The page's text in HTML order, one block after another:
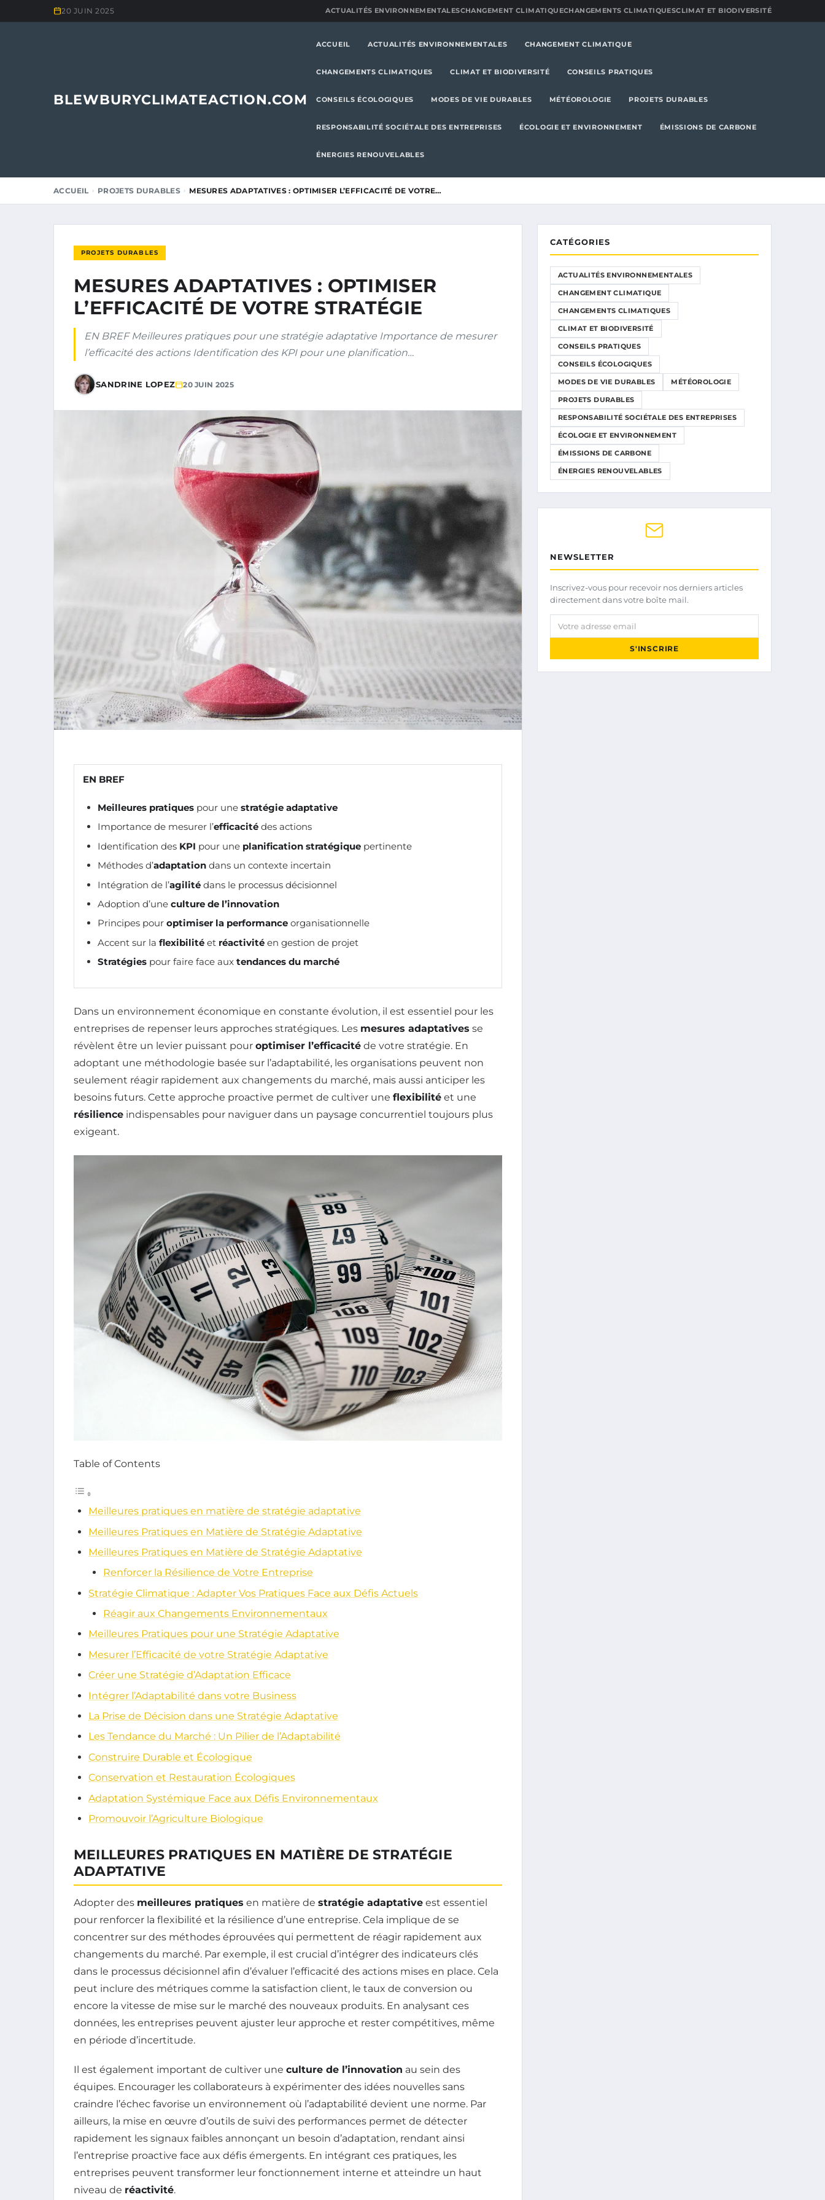
20 JUIN 2025 ACTUALITÉS ENVIRONNEMENTALESCHANGEMENT CLIMATIQUECHANGEMENTS CLIMATIQUESCLIMAT ET BIODIVERSITÉ
BLEWBURYCLIMATEACTION.COM
ACCUEIL ACTUALITÉS ENVIRONNEMENTALES CHANGEMENT CLIMATIQUE
CHANGEMENTS CLIMATIQUES CLIMAT ET BIODIVERSITÉ CONSEILS PRATIQUES
CONSEILS ÉCOLOGIQUES MODES DE VIE DURABLES MÉTÉOROLOGIE PROJETS DURABLES
RESPONSABILITÉ SOCIÉTALE DES ENTREPRISES ÉCOLOGIE ET ENVIRONNEMENT ÉMISSIONS DE CARBONE
ÉNERGIES RENOUVELABLES
ACCUEIL PROJETS DURABLES MESURES ADAPTATIVES : OPTIMISER L’EFFICACITÉ DE VOTRE…
PROJETS DURABLES
MESURES ADAPTATIVES : OPTIMISER
L’EFFICACITÉ DE VOTRE STRATÉGIE
EN BREF Meilleures pratiques pour une stratégie adaptative Importance de mesurer
l’efficacité des actions Identification des KPI pour une planification…
SANDRINE LOPEZ 20 JUIN 2025
EN BREF
Meilleures pratiques pour une stratégie adaptative
Importance de mesurer l’efficacité des actions
Identification des KPI pour une planification stratégique pertinente
Méthodes d’adaptation dans un contexte incertain
Intégration de l’agilité dans le processus décisionnel
Adoption d’une culture de l’innovation
Principes pour optimiser la performance organisationnelle
Accent sur la flexibilité et réactivité en gestion de projet
Stratégies pour faire face aux tendances du marché
Dans un environnement économique en constante évolution, il est essentiel pour les
entreprises de repenser leurs approches stratégiques. Les mesures adaptatives se
révèlent être un levier puissant pour optimiser l’efficacité de votre stratégie. En
adoptant une méthodologie basée sur l’adaptabilité, les organisations peuvent non
seulement réagir rapidement aux changements du marché, mais aussi anticiper les
besoins futurs. Cette approche proactive permet de cultiver une flexibilité et une
résilience indispensables pour naviguer dans un paysage concurrentiel toujours plus
exigeant.
Table of Contents
Meilleures pratiques en matière de stratégie adaptative
Meilleures Pratiques en Matière de Stratégie Adaptative
Meilleures Pratiques en Matière de Stratégie Adaptative
Renforcer la Résilience de Votre Entreprise
Stratégie Climatique : Adapter Vos Pratiques Face aux Défis Actuels
Réagir aux Changements Environnementaux
Meilleures Pratiques pour une Stratégie Adaptative
Mesurer l’Efficacité de votre Stratégie Adaptative
Créer une Stratégie d’Adaptation Efficace
Intégrer l’Adaptabilité dans votre Business
La Prise de Décision dans une Stratégie Adaptative
Les Tendance du Marché : Un Pilier de l’Adaptabilité
Construire Durable et Écologique
Conservation et Restauration Écologiques
Adaptation Systémique Face aux Défis Environnementaux
Promouvoir l’Agriculture Biologique
MEILLEURES PRATIQUES EN MATIÈRE DE STRATÉGIE
ADAPTATIVE
Adopter des meilleures pratiques en matière de stratégie adaptative est essentiel
pour renforcer la flexibilité et la résilience d’une entreprise. Cela implique de se
concentrer sur des méthodes éprouvées qui permettent de réagir rapidement aux
changements du marché. Par exemple, il est crucial d’intégrer des indicateurs clés
dans le processus décisionnel afin d’évaluer l’efficacité des actions mises en place. Cela
peut inclure des métriques comme la satisfaction client, le taux de conversion ou
encore la vitesse de mise sur le marché des nouveaux produits. En analysant ces
données, les entreprises peuvent ajuster leur approche et rester compétitives, même
en période d’incertitude.
Il est également important de cultiver une culture de l’innovation au sein des
équipes. Encourager les collaborateurs à expérimenter des idées nouvelles sans
craindre l’échec favorise un environnement où l’adaptabilité devient une norme. Par
ailleurs, la mise en œuvre d’outils de suivi des performances permet de détecter
rapidement les signaux faibles annonçant un besoin d’adaptation, rendant ainsi
l’entreprise proactive face aux défis émergents. En intégrant ces pratiques, les
entreprises peuvent transformer leur fonctionnement interne et atteindre un haut
niveau de réactivité.
CATÉGORIES
ACTUALITÉS ENVIRONNEMENTALES
CHANGEMENT CLIMATIQUE
CHANGEMENTS CLIMATIQUES
CLIMAT ET BIODIVERSITÉ
CONSEILS PRATIQUES
CONSEILS ÉCOLOGIQUES
MODES DE VIE DURABLES MÉTÉOROLOGIE
PROJETS DURABLES
RESPONSABILITÉ SOCIÉTALE DES ENTREPRISES
ÉCOLOGIE ET ENVIRONNEMENT
ÉMISSIONS DE CARBONE
ÉNERGIES RENOUVELABLES
NEWSLETTER
Inscrivez-vous pour recevoir nos derniers articles
directement dans votre boîte mail.
Votre adresse email
S'INSCRIRE